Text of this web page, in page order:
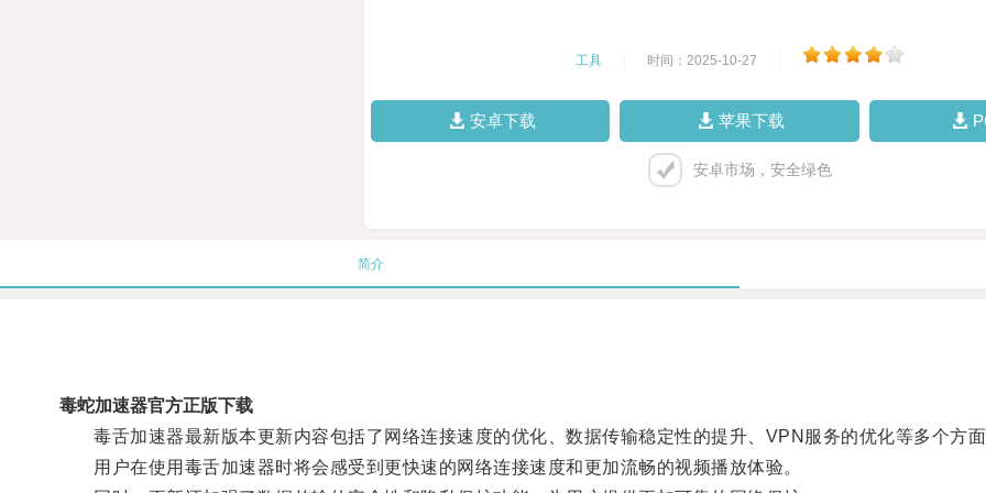
工具 时间：2025-10-27
安卓下载 苹果下载
安卓市场，安全绿色
简介
毒蛇加速器官方正版下载
毒舌加速器最新版本更新内容包括了网络连接速度的优化、数据传输稳定性的提升、VPN服务的优化等多个方面
用户在使用毒舌加速器时将会感受到更快速的网络连接速度和更加流畅的视频播放体验。